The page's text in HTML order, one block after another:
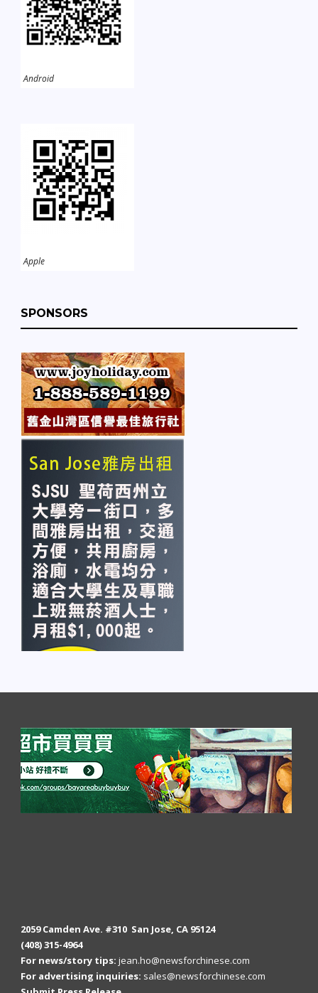
Android
Apple
SPONSORS
2059 Camden Ave. #310 San Jose, CA 95124
(408) 315-4964
For news/story tips: jean.ho@newsforchinese.com
For advertising inquiries: sales@newsforchinese.com